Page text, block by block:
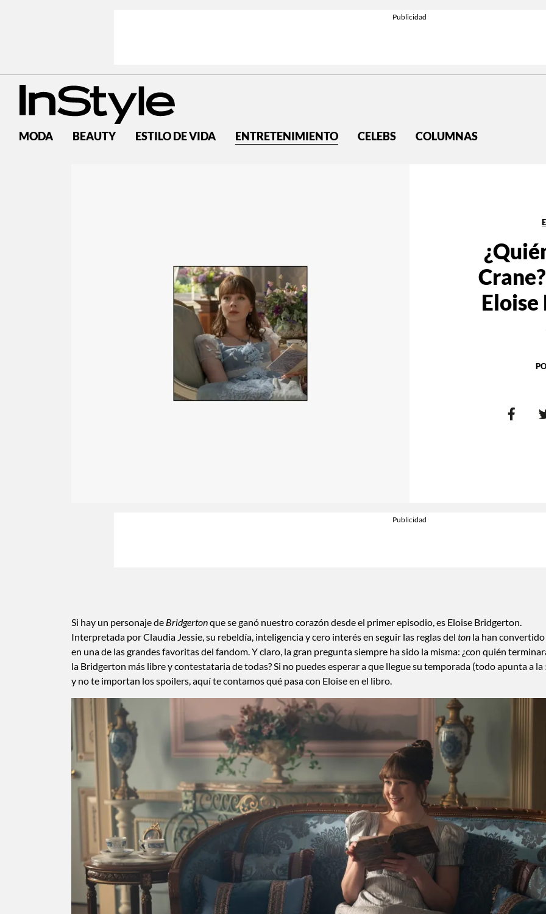
MODA BEAUTY ESTILO DE VIDA ENTRETENIMIENTO CELEBS COLUMNAS
Si hay un personaje de Bridgertonque se ganó nuestro corazón desde el primer episodio, es Eloise Bridgerton.
Interpretada por Claudia Jessie, su rebeldía, inteligencia y cero interés en seguir las reglas del ton la han convertido
en una de las grandes favoritas del fandom. Y claro, la gran pregunta siempre ha sido la misma: ¿con quién
la Bridgerton más libre y contestataria de todas? Si no puedes esperar a que llegue su temporada (todo apunta a la
y no te importan los spoilers, aquí te contamos qué pasa con Eloise en el libro.